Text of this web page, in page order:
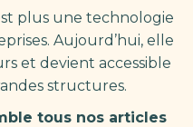
plus une technologie
Aujourd’hui, elle
et devient accessible
structures.
tous nos articles